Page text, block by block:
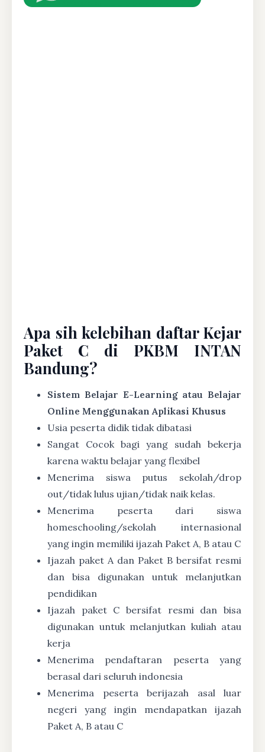
Apa sih kelebihan daftar Kejar
Paket C di PKBM INTAN
Bandung?
Sistem Belajar E-Learning atau Belajar
Online Menggunakan Aplikasi Khusus
Usia peserta didik tidak dibatasi
Sangat Cocok bagi yang sudah bekerja
karena waktu belajar yang flexibel
Menerima siswa putus sekolah/drop
out/tidak lulus ujian/tidak naik kelas.
Menerima peserta dari siswa
homeschooling/sekolah internasional
yang ingin memiliki ijazah Paket A, B atau C
Ijazah paket A dan Paket B bersifat resmi
dan bisa digunakan untuk melanjutkan
pendidikan
Ijazah paket C bersifat resmi dan bisa
digunakan untuk melanjutkan kuliah atau
kerja
Menerima pendaftaran peserta yang
berasal dari seluruh indonesia
Menerima peserta berijazah asal luar
negeri yang ingin mendapatkan ijazah
Paket A, B atau C